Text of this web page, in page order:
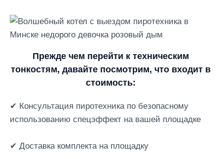
Прежде чем перейти к техническим
тонкостям, давайте посмотрим, что входит в
стоимость:
✔ Консультация пиротехника по безопасному
использованию спецэффект на вашей площадке
✔ Доставка комплекта на площадку